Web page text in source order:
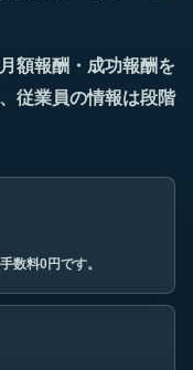
額報酬・成功報酬を
従業員の情報は段階
数料0円です。